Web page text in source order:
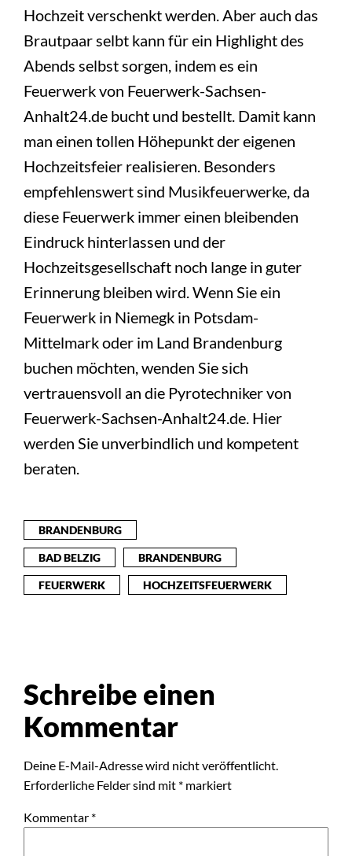
Hochzeit verschenkt werden. Aber auch das
Brautpaar selbt kann für ein Highlight des
Abends selbst sorgen, indem es ein
Feuerwerk von Feuerwerk-Sachsen-
Anhalt24.de bucht und bestellt. Damit kann
man einen tollen Höhepunkt der eigenen
Hochzeitsfeier realisieren. Besonders
empfehlenswert sind Musikfeuerwerke, da
diese Feuerwerk immer einen bleibenden
Eindruck hinterlassen und der
Hochzeitsgesellschaft noch lange in guter
Erinnerung bleiben wird. Wenn Sie ein
Feuerwerk in Niemegk in Potsdam-
Mittelmark oder im Land Brandenburg
buchen möchten, wenden Sie sich
vertrauensvoll an die Pyrotechniker von
Feuerwerk-Sachsen-Anhalt24.de. Hier
werden Sie unverbindlich und kompetent
beraten.
BRANDENBURG
BAD BELZIG BRANDENBURG
FEUERWERK HOCHZEITSFEUERWERK
Schreibe einen
Kommentar
Deine E-Mail-Adresse wird nicht veröffentlicht.
Erforderliche Felder sind mit * markiert
Kommentar *